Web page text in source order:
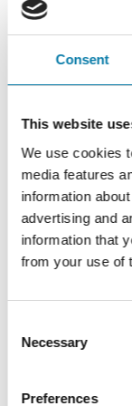
Consent
This website
We use cookies
media features
information
advertising and
information that
from your use of
Selection
Necessary
Preferences